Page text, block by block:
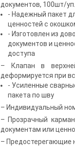
документов, 100шт/уп.
- Надежный пакет
ценностей с
- Изготовлен из
документов и
доступа
– Клапан в
деформируется при
- Усиленные
пакета по шву
– Индивидуальный
– Прозрачный
документам или
– Предостерегающие